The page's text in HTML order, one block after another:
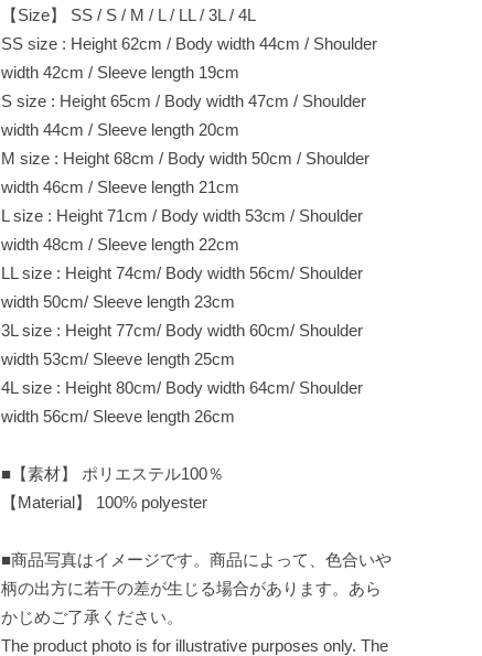
【Size】 SS / S / M / L / LL / 3L / 4L
SS size : Height 62cm / Body width 44cm / Shoulder
width 42cm / Sleeve length 19cm
S size : Height 65cm / Body width 47cm / Shoulder
width 44cm / Sleeve length 20cm
M size : Height 68cm / Body width 50cm / Shoulder
width 46cm / Sleeve length 21cm
L size : Height 71cm / Body width 53cm / Shoulder
width 48cm / Sleeve length 22cm
LL size : Height 74cm/ Body width 56cm/ Shoulder
width 50cm/ Sleeve length 23cm
3L size : Height 77cm/ Body width 60cm/ Shoulder
width 53cm/ Sleeve length 25cm
4L size : Height 80cm/ Body width 64cm/ Shoulder
width 56cm/ Sleeve length 26cm
■【素材】 ポリエステル100％
【Material】 100% polyester
■商品写真はイメージです。商品によって、色合いや
柄の出方に若干の差が生じる場合があります。あら
かじめご了承ください。
The product photo is for illustrative purposes only. The